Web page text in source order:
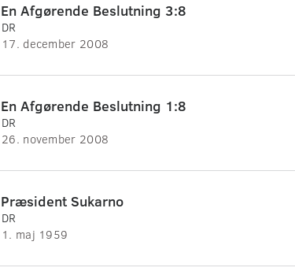
En Afgørende Beslutning 3:8
DR
17. december 2008
En Afgørende Beslutning 1:8
DR
26. november 2008
Præsident Sukarno
DR
1. maj 1959